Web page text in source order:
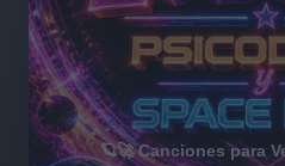
🪐🚀 Canciones para